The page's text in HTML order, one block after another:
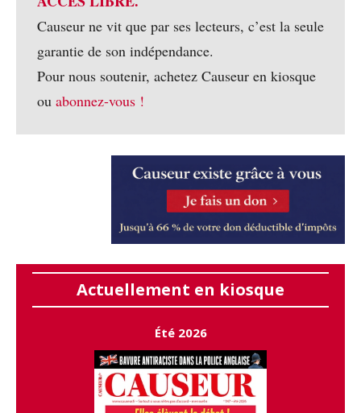
Causeur ne vit que par ses lecteurs, c’est la seule
garantie de son indépendance.
Pour nous soutenir, achetez Causeur en kiosque
ou abonnez-vous !
Actuellement en kiosque
Été 2026